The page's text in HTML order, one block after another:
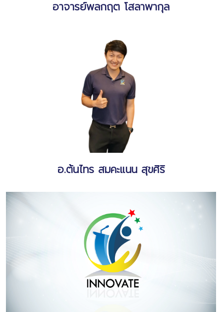
อาจารย์พลกฤต โสลาพากุล
อ.ต้นไทร สมคะแนน สุขศิริ